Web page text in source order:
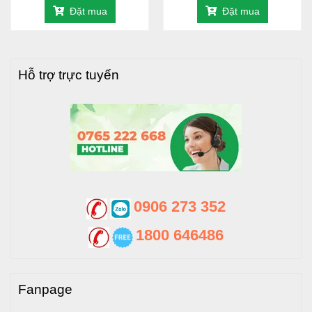
2.500L
1.220
2.600
3.000L
tốt tại đây
Đặt mua Đặt mua
Hỗ trợ trực tuyến
0906 273 352
1800 646486
Fanpage